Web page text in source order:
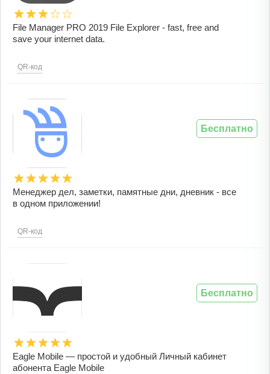
File Manager PRO 2019 File Explorer - fast, free and
save your internet data.
QR-код
Менеджер дел, заметки, памятные дни, дневник - все
в одном приложении!
QR-код
Бесплатно
Eagle Mobile — простой и удобный Личный кабинет
абонента Eagle Mobile
Бесплатно